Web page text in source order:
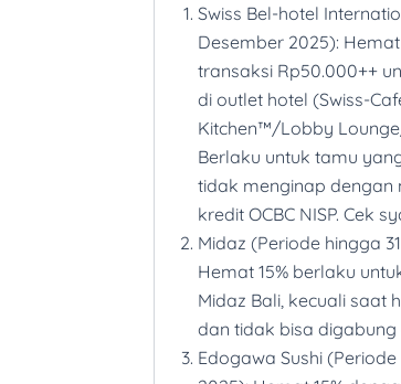
https://
X-OCBC-Exclusive-
upgrades, extra
tambahan lainnya.
disini
Copthorne King’s
hingga 30 Juni 2025):
Flexible Rate
melalui
https://
X-OCBC-Exclusive-
ketentuandisini.
Anantara Vacation
Swiss Bel-hotel
Desember 2025):
transaksi Rp50.000++
di outlet hotel (Swiss-
Kitchen™/Lobby
Berlaku untuk tamu
tidak menginap dengan
kredit OCBC NISP. Cek
Midaz (Periode hingga
Hemat 15% berlaku
Midaz Bali, kecuali saat
dan tidak bisa
Edogawa Sushi